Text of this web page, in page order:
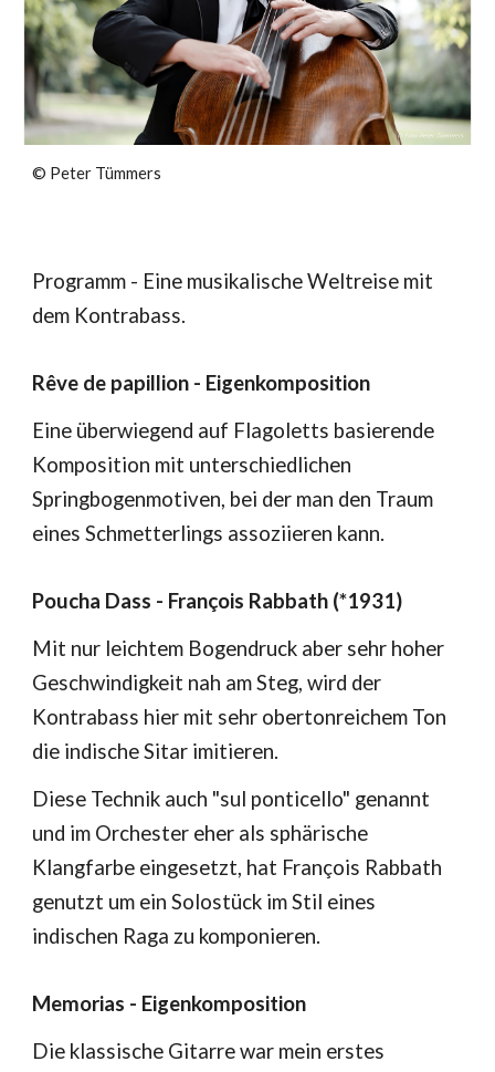
© Peter Tümmers
Programm - Eine musikalische Weltreise mit
dem Kontrabass.
Rêve de papillion - Eigenkomposition
Eine überwiegend auf Flagoletts basierende
Komposition mit unterschiedlichen
Springbogenmotiven, bei der man den Traum
eines Schmetterlings assoziieren kann.
Poucha Dass - François Rabbath (*1931)
Mit nur leichtem Bogendruck aber sehr hoher
Geschwindigkeit nah am Steg, wird der
Kontrabass hier mit sehr obertonreichem Ton
die indische Sitar imitieren.
Diese Technik auch "sul ponticello" genannt
und im Orchester eher als sphärische
Klangfarbe eingesetzt, hat François Rabbath
genutzt um ein Solostück im Stil eines
indischen Raga zu komponieren.
Memorias - Eigenkomposition
Die klassische Gitarre war mein erstes